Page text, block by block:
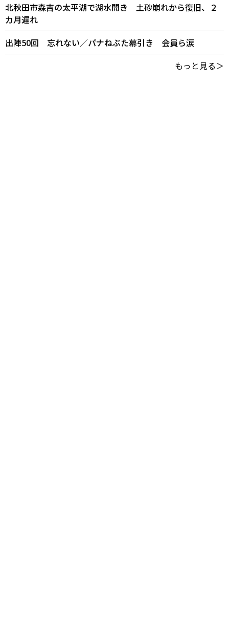
北秋田市森吉の太平湖で湖水開き 土砂崩れから復旧、２
カ月遅れ
出陣50回 忘れない／パナねぶた幕引き 会員ら涙
もっと見る＞